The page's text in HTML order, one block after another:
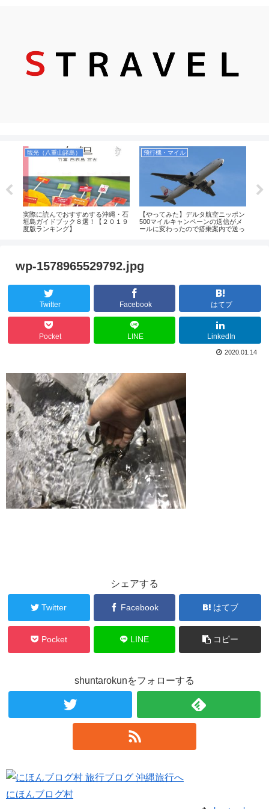
観光（八重山諸島）
実際に読んでおすすめする沖縄・石
垣島ガイドブック８選！【２０１９
度版ランキング】
飛行機・マイル
【やってみた】デルタ航空ニッポン
500マイルキャンペーンの送信がメ
ールに変わったので搭乗案内で送っ
wp-1578965529792.jpg
Twitter Facebook はてブ
Pocket LINE LinkedIn
2020.01.14
シェアする
Twitter Facebook はてブ
Pocket LINE コピー
shuntarokunをフォローする
にほんブログ村